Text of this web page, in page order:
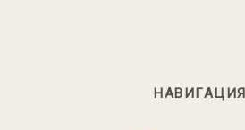
НАВИГАЦИЯ